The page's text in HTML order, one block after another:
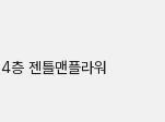
층 젠틀맨플라워